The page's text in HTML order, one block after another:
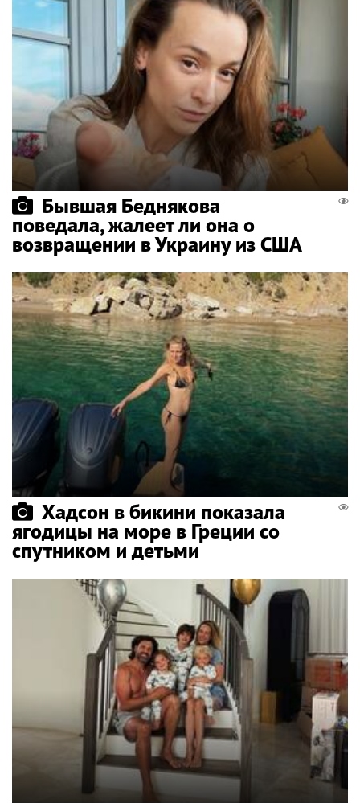
Бывшая Беднякова
поведала, жалеет ли она о
возвращении в Украину из США
Хадсон в бикини показала
ягодицы на море в Греции со
спутником и детьми